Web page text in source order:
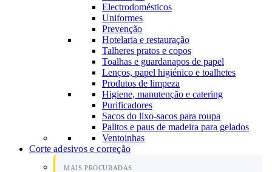
Electrodomésticos
Uniformes
Prevenção
Hotelaria e restauração
Talheres pratos e copos
Toalhas e guardanapos de papel
Lenços, papel higiénico e toalhetes
Produtos de limpeza
Higiene, manutenção e catering
Purificadores
Sacos do lixo-sacos para roupa
Palitos e paus de madeira para gelados
Ventoinhas
Corte adesivos e correção
MAIS PROCURADAS